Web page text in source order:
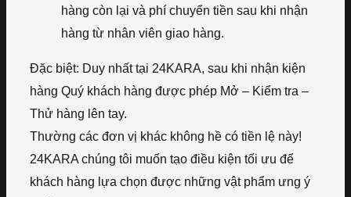
hàng còn lại và phí chuyển tiền sau khi nhận
hàng từ nhân viên giao hàng.
Đặc biệt: Duy nhất tại 24KARA, sau khi nhận kiện
hàng Quý khách hàng được phép Mở – Kiểm tra –
Thử hàng lên tay.
Thường các đơn vị khác không hề có tiền lệ này!
24KARA chúng tôi muốn tạo điều kiện tối ưu để
khách hàng lựa chọn được những vật phẩm ưng ý